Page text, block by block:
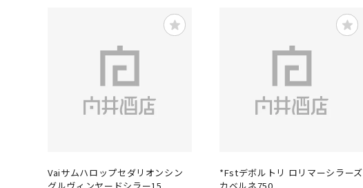
Vaiサムハロップセダリオンシン
*Fstデボルトリ ロリマーシラーズ